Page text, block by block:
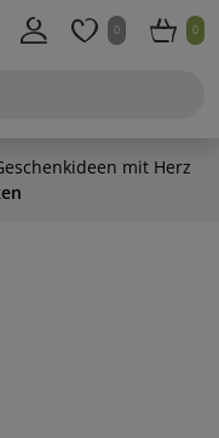
0 0
mit Herz